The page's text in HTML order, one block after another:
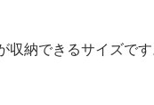
収納できるサイズで